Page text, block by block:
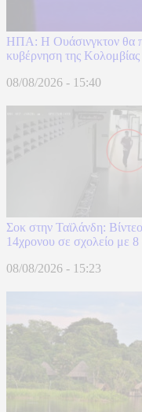
ΗΠΑ: H Ουάσινγκτον θα
κυβέρνηση της Κολομβίας
08/08/2026 - 15:40
Σοκ στην Ταϊλάνδη:
14χρονου σε σχολείο με 8
08/08/2026 - 15:23